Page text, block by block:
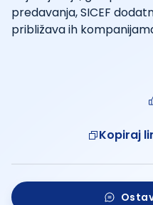
predavanja, SICEF
približava ih
Kopiraj